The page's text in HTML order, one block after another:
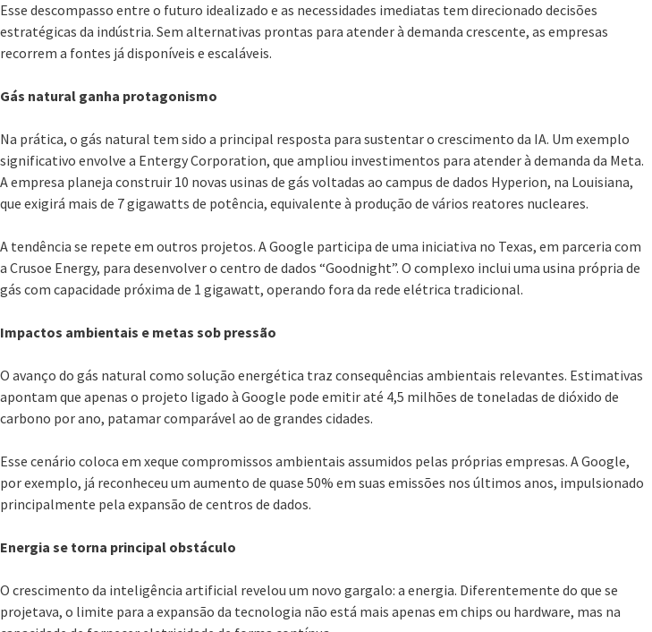
Esse descompasso entre o futuro idealizado e as necessidades imediatas tem direcionado decisões
estratégicas da indústria. Sem alternativas prontas para atender à demanda crescente, as empresas
recorrem a fontes já disponíveis e escaláveis.
Gás natural ganha protagonismo
Na prática, o gás natural tem sido a principal resposta para sustentar o crescimento da IA. Um exemplo
significativo envolve a Entergy Corporation, que ampliou investimentos para atender à demanda da Meta.
A empresa planeja construir 10 novas usinas de gás voltadas ao campus de dados Hyperion, na Louisiana,
que exigirá mais de 7 gigawatts de potência, equivalente à produção de vários reatores nucleares.
A tendência se repete em outros projetos. A Google participa de uma iniciativa no Texas, em parceria com
a Crusoe Energy, para desenvolver o centro de dados “Goodnight”. O complexo inclui uma usina própria de
gás com capacidade próxima de 1 gigawatt, operando fora da rede elétrica tradicional.
Impactos ambientais e metas sob pressão
O avanço do gás natural como solução energética traz consequências ambientais relevantes. Estimativas
apontam que apenas o projeto ligado à Google pode emitir até 4,5 milhões de toneladas de dióxido de
carbono por ano, patamar comparável ao de grandes cidades.
Esse cenário coloca em xeque compromissos ambientais assumidos pelas próprias empresas. A Google,
por exemplo, já reconheceu um aumento de quase 50% em suas emissões nos últimos anos, impulsionado
principalmente pela expansão de centros de dados.
Energia se torna principal obstáculo
O crescimento da inteligência artificial revelou um novo gargalo: a energia. Diferentemente do que se
projetava, o limite para a expansão da tecnologia não está mais apenas em chips ou hardware, mas na